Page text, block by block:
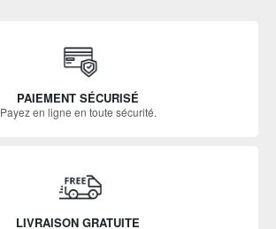
PAIEMENT SÉCURISÉ
Payez en ligne en toute sécurité.
LIVRAISON GRATUITE